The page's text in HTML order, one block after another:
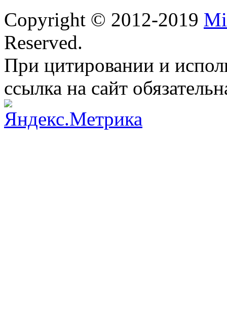
Copyright © 2012-2019
Reserved.
При цитировании и
ссылка на сайт